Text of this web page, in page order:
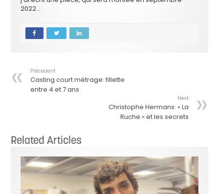
2022…
Précedent
Casting court métrage: fillette
entre 4 et 7 ans
Next
Christophe Hermans: « La
Ruche » et les secrets
Related Articles